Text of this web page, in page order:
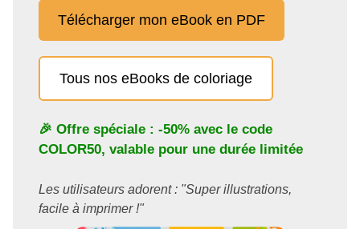
Télécharger mon eBook en PDF
Tous nos eBooks de coloriage
🎉 Offre spéciale : -50% avec le code
COLOR50, valable pour une durée limitée
Les utilisateurs adorent : "Super illustrations,
facile à imprimer !"